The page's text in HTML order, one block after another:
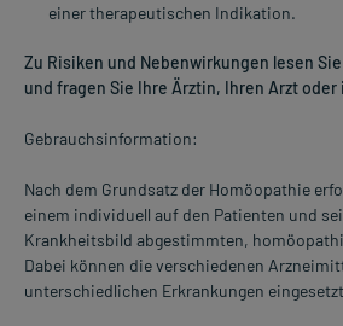
einer therapeutischen Indikation.
Zu Risiken und Nebenwirkungen lesen
und fragen Sie Ihre Ärztin, Ihren Arzt
Gebrauchsinformation:
Nach dem Grundsatz der Homöopathie
einem individuell auf den Patienten und
Krankheitsbild abgestimmten,
Dabei können die verschiedenen
unterschiedlichen Erkrankungen